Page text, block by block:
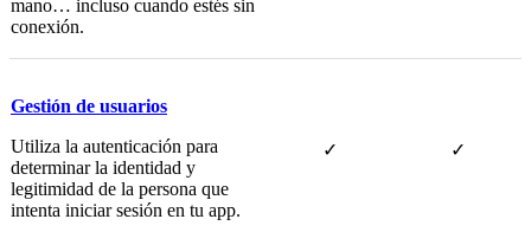
mano… incluso cuando estés sin
conexión.
Gestión de usuarios
Utiliza la autenticación para
determinar la identidad y
legitimidad de la persona que
intenta iniciar sesión en tu app.
✓ ✓